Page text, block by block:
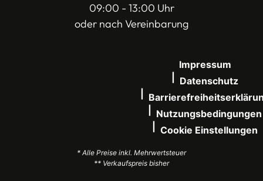
09:00 - 13:00 Uhr
oder nach Vereinbarung
Impressum
Datenschutz
Nutzungsbedingungen
Cookie Einstellungen
* Alle Preise inkl. Mehrwertsteuer
** Verkaufspreis bisher